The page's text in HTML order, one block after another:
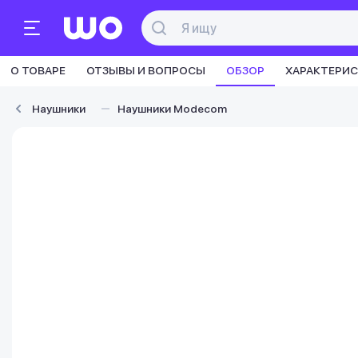
О ТОВАРЕ ОТЗЫВЫ И ВОПРОСЫ ОБЗОР
Наушники Наушники Modecom